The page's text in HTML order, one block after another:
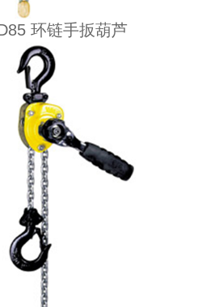
环链手扳葫芦